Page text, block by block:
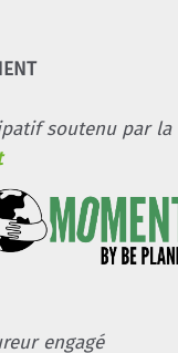
soutenu par la
engagé